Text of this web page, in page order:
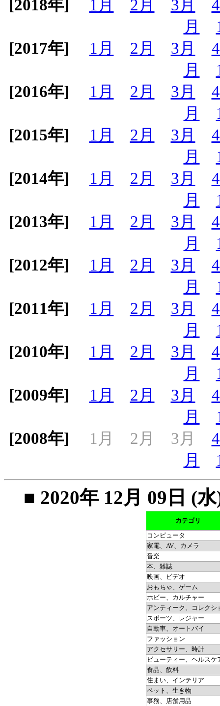
[2018年] 1月 2月 3月
月
[2017年]
1月 2月 3月
月
[2016年]
1月 2月 3月
月
[2015年]
1月 2月 3月
月
[2014年]
1月 2月 3月
月
[2013年]
1月 2月 3月
月
[2012年]
1月 2月 3月
月
[2011年]
1月 2月 3月
月
[2010年]
1月 2月 3月
月
[2009年]
1月 2月 3月
月
[2008年]
1月 2月 3月
月
■ 2020年 12月 09日 (
カテゴリ
コンピュータ
家電、AV、カメラ
音楽
本、雑誌
映画、ビデオ
おもちゃ、ゲーム
ホビー、カルチャー
アンティーク、コレクシ
スポーツ、レジャー
自動車、オートバイ
ファッション
アクセサリー、時計
ビューティー、ヘルスケ
食品、飲料
住まい、インテリア
ペット、生き物
事務、店舗用品